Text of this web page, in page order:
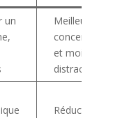
un
Meilleure
et moins de
distractions
Réduction